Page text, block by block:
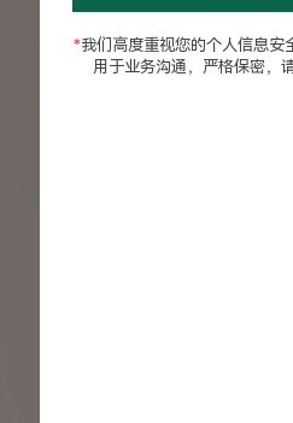
p
*我们高度重视您的个人信息安
用于业务沟通，严格保密，